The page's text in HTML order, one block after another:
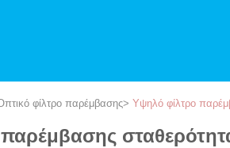
φίλτρο παρέμβασης> Υψηλό φίλτρο